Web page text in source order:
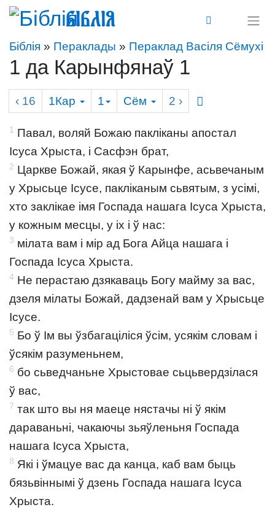
Біблія
Біблія » Пераклады » Пераклад Васіля Сёмухі
1 да Карынфянаў 1
‹ 16 1Кар 1 Сём 2 ›
1 Павал, воляй Божаю пакліканы апостал
Ісуса Хрыста, і Сасфэн брат,
2 Царкве Божай, якая ў Карынфе, асьвечаным
у Хрысьце Ісусе, пакліканым сьвятым, з усімі,
хто заклікае імя Госпада нашага Ісуса Хрыста,
у кожным месцы, у іх і ў нас:
3 мілата вам і мір ад Бога Айца нашага і
Госпада Ісуса Хрыста.
4 Не перастаю дзякаваць Богу майму за вас,
дзеля мілаты Божай, дадзенай вам у Хрысьце
Ісусе.
5 Бо ў Ім вы ўзбагаціліся ўсім, усякім словам і
ўсякім разуменьнем,
6 бо сьведчаньне Хрыстовае сьцьвердзілася
ў вас,
7 так што вы ня маеце нястачы ні ў якім
дараваньні, чакаючы зьяўленьня Госпада
нашага Ісуса Хрыста,
8 Які і ўмацуе вас да канца, каб вам быць
бязьвіннымі ў дзень Госпада нашага Ісуса
Хрыста.